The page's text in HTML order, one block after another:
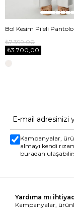
Bol Kesim Pileli
₺3.700,00
₺7.399,00
Kampanyalar,
almayı kendi
buradan
Yardıma mı
Kampanyalar,